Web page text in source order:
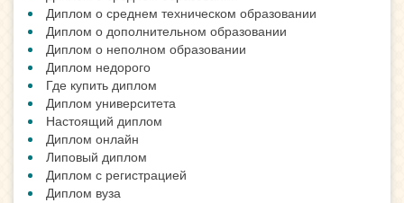
Диплом о среднем техническом образовании
Диплом о дополнительном образовании
Диплом о неполном образовании
Диплом недорого
Где купить диплом
Диплом университета
Настоящий диплом
Диплом онлайн
Липовый диплом
Диплом с регистрацией
Диплом вуза